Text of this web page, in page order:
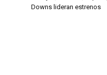
Downs lideran estrenos